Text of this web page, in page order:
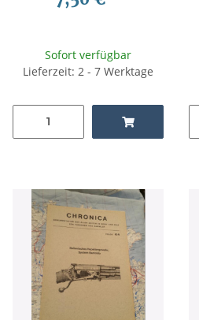
Sofort verfügbar
Lieferzeit: 2 - 7 Werktage